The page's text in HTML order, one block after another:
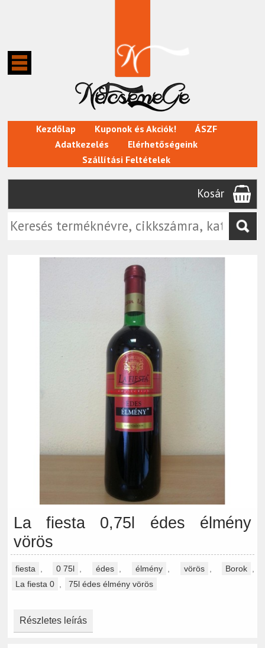
Kezdőlap Kuponok és Akciók!
ÁSZF
Adatkezelés
Elérhetőségeink
Szállítási Feltételek
Kosár
La fiesta 0,75l édes élmény
vörös
fiesta 0 75l édes élmény vörös Borok
La fiesta 0
75l édes élmény vörös
Részletes leírás